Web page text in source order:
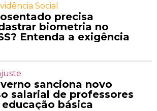
Social
precisa
biometria no
Entenda a exigência
sanciona novo
salarial de professores
educação básica